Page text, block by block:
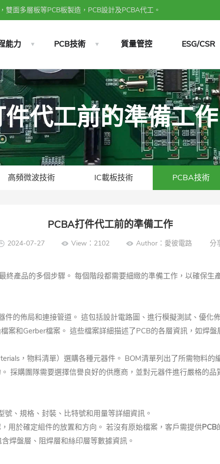
面多層板等PCB板製造，PCB設計及PCBA代工。
能力 PCB技術 質量管控 ESG/CSR
代工前的準備工作
高頻微波技術 IC載板技術 PCBA技術
PCBA打件代工前的準備工作
2024-07-27 View：2102 Author：愛彼電路 分
終產品的多個步驟。 每個階段都需要細緻的準備工作，以確保
的佈局和連接管道。 這包括設計電路圖、進行模擬測試、優化
案和Gerber檔案。 這些檔案詳細描述了PCB的各層資訊，如焊
，物料清單）選購各種元器件。 BOM清單列出了所需物料
採購團隊需要選擇信譽良好的供應商，並對元器件進行嚴格的品
、規格、封裝、比特號和用量等詳細資訊。
用於確定組件的放置和方向。 若沒有原始檔案，客戶需提供PCB
焊盤層、阻焊層和絲印層等數據資訊。